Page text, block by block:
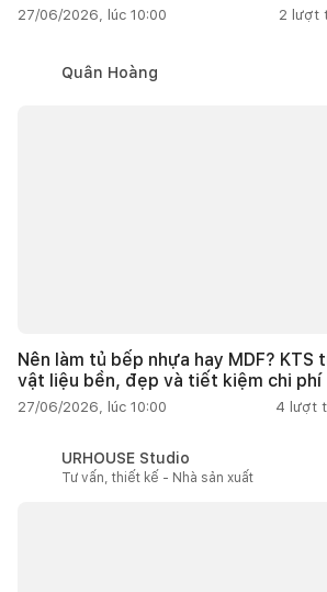
27/06/2026, lúc 10:00 2 lượt
Quân Hoàng
Nên làm tủ bếp nhựa hay MDF? KTS
vật liệu bền, đẹp và tiết kiệm chi phí
27/06/2026, lúc 10:00 4 lượt
URHOUSE Studio
Tư vấn, thiết kế - Nhà sản xuất